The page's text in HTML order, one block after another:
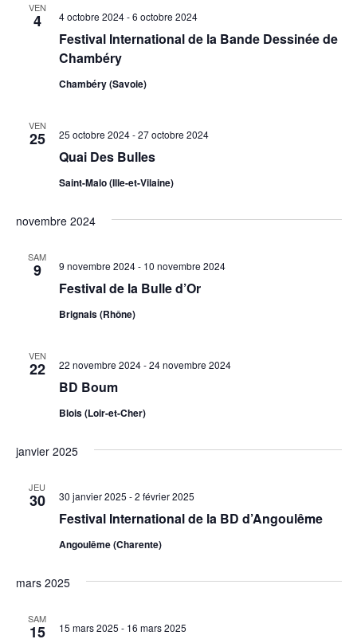
VEN
4
Festival International de la Bande Dessinée de
Chambéry
4 octobre 2024-6 octobre 2024
Chambéry (Savoie)
VEN
25
Quai Des Bulles
25 octobre 2024-27 octobre 2024
Saint-Malo (Ille-et-Vilaine)
novembre 2024
SAM
9
Festival de la Bulle d’Or
9 novembre 2024- 10 novembre 2024
Brignais (Rhône)
VEN
22
BD Boum
22 novembre 2024-24 novembre 2024
Blois (Loir-et-Cher)
janvier 2025
JEU
30
Festival International de la BD d’Angoulême
30 janvier 2025 -2 février 2025
Angoulême (Charente)
mars 2025
SAM
15 15 mars 2025 - 16 mars 2025